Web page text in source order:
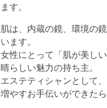
ます。
肌は、内蔵の鏡、環境の
います。
女性にとって「肌が美し
晴らしい魅力の持ち主。
エステティシャンとして
増やすお手伝いができたら